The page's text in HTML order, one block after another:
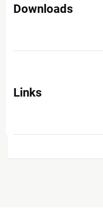
Downloads
Links